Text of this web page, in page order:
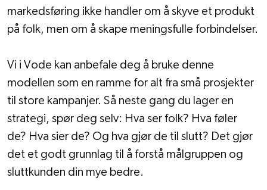
markedsføring ikke handler om å skyve et produkt
på folk, men om å skape meningsfulle forbindelser.
Vi i Vode kan anbefale deg å bruke denne
modellen som en ramme for alt fra små prosjekter
til store kampanjer. Så neste gang du lager en
strategi, spør deg selv: Hva ser folk? Hva føler
de? Hva sier de? Og hva gjør de til slutt? Det gjør
det et godt grunnlag til å forstå målgruppen og
sluttkunden din mye bedre.